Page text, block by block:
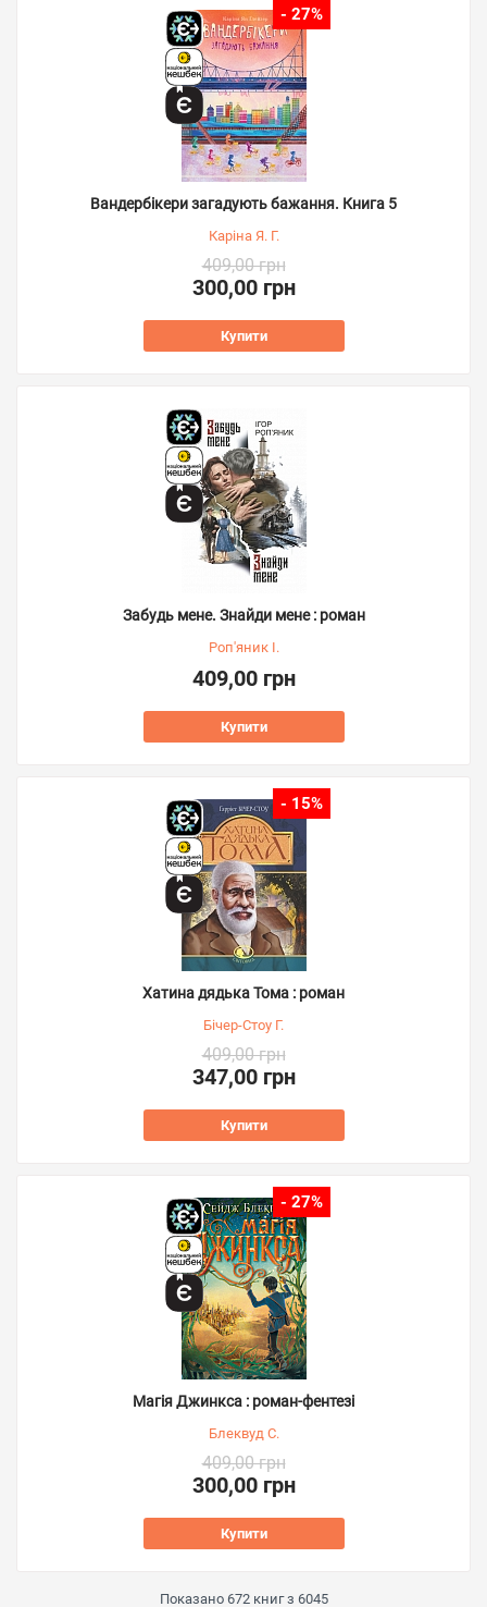
- 27%
Вандербікери загадують бажання. Книга 5
Каріна Я. Г.
409,00 грн
300,00 грн
Купити
Забудь мене. Знайди мене : роман
Роп'яник І.
409,00 грн
Купити
- 15%
Хатина дядька Тома : роман
Бічер-Стоу Г.
409,00 грн
347,00 грн
Купити
- 27%
Магія Джинкса : роман-фентезі
Блеквуд С.
409,00 грн
300,00 грн
Купити
Показано 672книг з 6045